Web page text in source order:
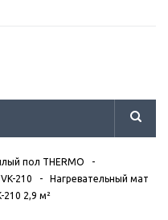
пол THERMO
-
210
-
Нагревательный мат
210 2,9 м²